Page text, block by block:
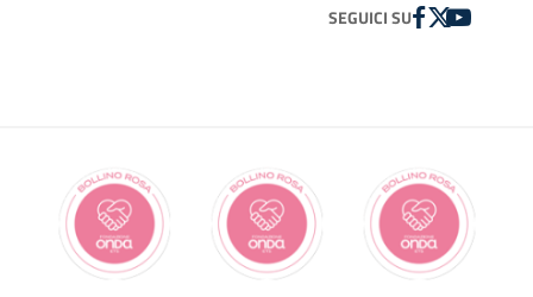
SEGUICI SUFACEBOOK
TWITTER
YOUTUBE